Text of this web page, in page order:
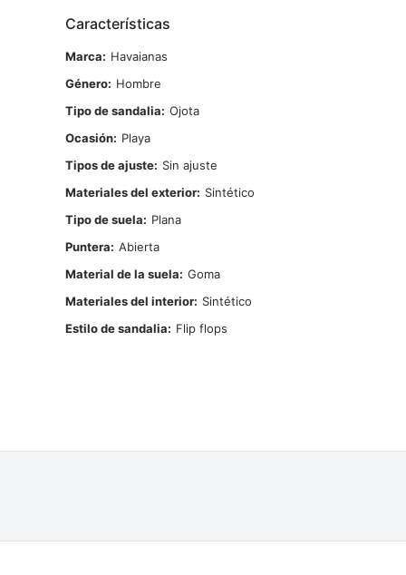
Características
Marca
Havaianas
Género
Hombre
Tipo de sandalia
Ojota
Ocasión
Playa
Tipos de ajuste
Sin ajuste
Materiales del exterior
Sintético
Tipo de suela
Plana
Puntera
Abierta
Material de la suela
Goma
Materiales del interior
Sintético
Estilo de sandalia
Flip flops